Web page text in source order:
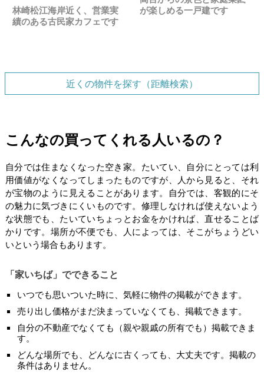
林崎松江海岸近く、営業実
績のある古民家カフェです
が楽しめる一戸建です
近くの物件を探す（距離検索）
こんなの買ってくれる人いるの？
自分では住まなくなった空き家。たいてい、自分にとっては利
用価値がなくなってしまったものですが、人から見ると、それ
が宝物のように見えることがあります。自分では、客観的にそ
の魅力に気づきにくいものです。修理しなければ使えないよう
な状態でも、たいていちょっとお金をかければ、直せることば
かりです。場所が不便でも、人によっては、そこがちょうどい
いという場合もあります。
「家いちば」でできること
いつでも思いついた時に、気軽に物件の掲載ができます。
売り出し価格がまだ決まっていなくても、掲載できます。
自分の不動産でなくても（親や親戚の所有でも）掲載できま
す。
どんな場所でも、どんなに古くっても、大丈夫です。掲載の
条件はありません。